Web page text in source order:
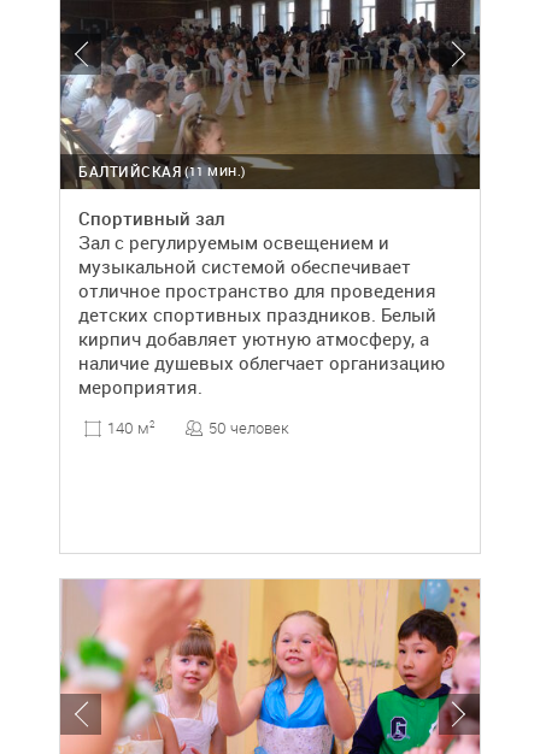
(11 МИН.)
БАЛТИЙСКАЯ
Спортивный зал
Зал с регулируемым освещением и
музыкальной системой обеспечивает
отличное пространство для проведения
детских спортивных праздников. Белый
кирпич добавляет уютную атмосферу, а
наличие душевых облегчает организацию
мероприятия.
140 м2 50 человек